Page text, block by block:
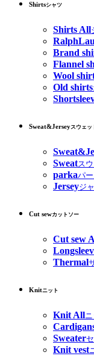
Shirtsシャツ
Shirts All
Brand
Flannel
Wool
Old shirts
Sweat&Jerseyスウェッ
Sweatス
parkaパー
Jerseyジ
Cut sewカットソー
Cut sew
Thermal
Knitニット
Knit All
Sweater
Knit vest